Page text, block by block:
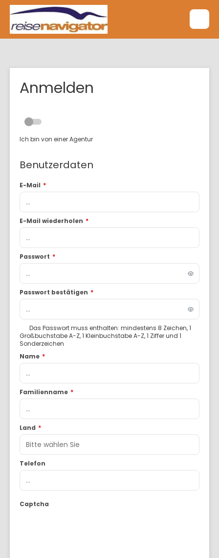
Anmelden
Ich bin von einer Agentur
Benutzerdaten
E-Mail *
E-Mail wiederholen *
Passwort *
Passwort bestätigen *
Das Passwort muss enthalten: mindestens 8 Zeichen, 1
Großbuchstabe A-Z, 1 Kleinbuchstabe A-Z, 1 Ziffer und 1
Sonderzeichen
Name *
Familienname *
Land *
Telefon
Captcha